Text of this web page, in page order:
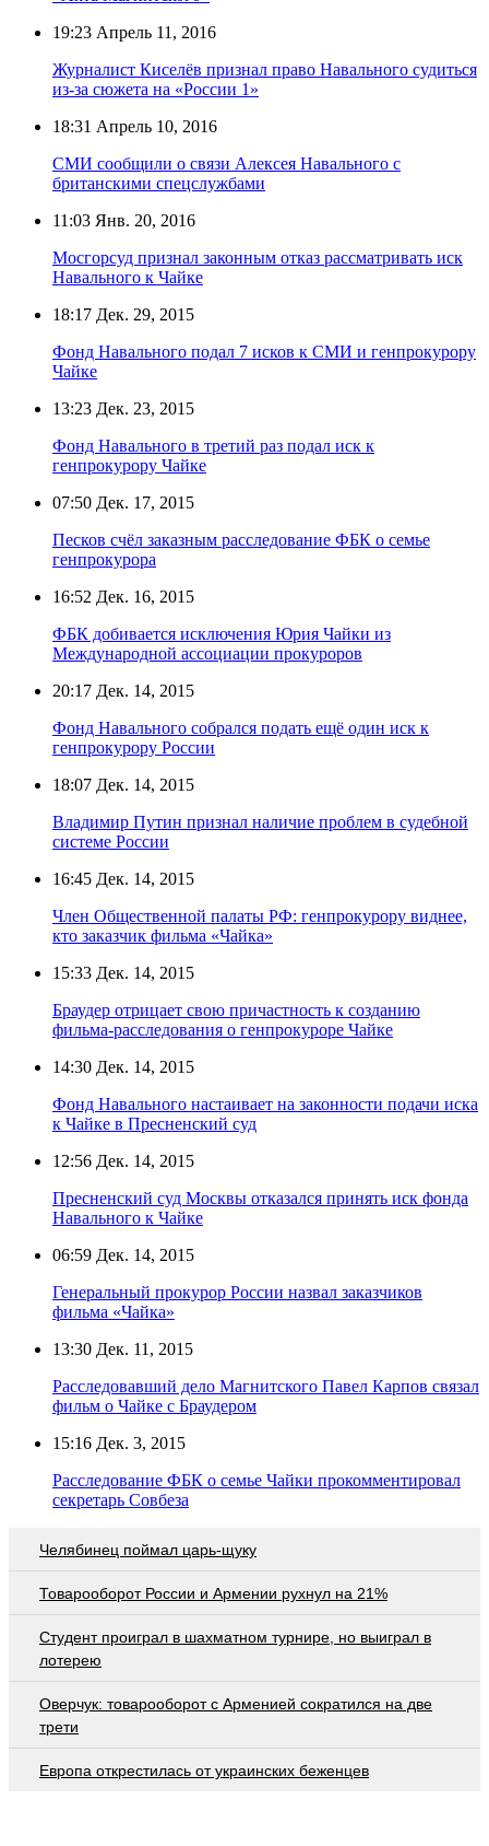
19:23 Апрель 11, 2016
Журналист Киселёв признал право Навального судиться
из-за сюжета на «России 1»
18:31 Апрель 10, 2016
СМИ сообщили о связи Алексея Навального с
британскими спецслужбами
11:03 Янв. 20, 2016
Мосгорсуд признал законным отказ рассматривать иск
Навального к Чайке
18:17 Дек. 29, 2015
Фонд Навального подал 7 исков к СМИ и генпрокурору
Чайке
13:23 Дек. 23, 2015
Фонд Навального в третий раз подал иск к
генпрокурору Чайке
07:50 Дек. 17, 2015
Песков счёл заказным расследование ФБК о семье
генпрокурора
16:52 Дек. 16, 2015
ФБК добивается исключения Юрия Чайки из
Международной ассоциации прокуроров
20:17 Дек. 14, 2015
Фонд Навального собрался подать ещё один иск к
генпрокурору России
18:07 Дек. 14, 2015
Владимир Путин признал наличие проблем в судебной
системе России
16:45 Дек. 14, 2015
Член Общественной палаты РФ: генпрокурору виднее,
кто заказчик фильма «Чайка»
15:33 Дек. 14, 2015
Браудер отрицает свою причастность к созданию
фильма-расследования о генпрокуроре Чайке
14:30 Дек. 14, 2015
Фонд Навального настаивает на законности подачи иска
к Чайке в Пресненский суд
12:56 Дек. 14, 2015
Пресненский суд Москвы отказался принять иск фонда
Навального к Чайке
06:59 Дек. 14, 2015
Генеральный прокурор России назвал заказчиков
фильма «Чайка»
13:30 Дек. 11, 2015
Расследовавший дело Магнитского Павел Карпов связал
фильм о Чайке с Браудером
15:16 Дек. 3, 2015
Расследование ФБК о семье Чайки прокомментировал
секретарь Совбеза
Челябинец поймал царь-щуку
Товарооборот России и Армении рухнул на 21%
Студент проиграл в шахматном турнире, но выиграл в
лотерею
Оверчук: товарооборот с Арменией сократился на две
трети
Европа открестилась от украинских беженцев